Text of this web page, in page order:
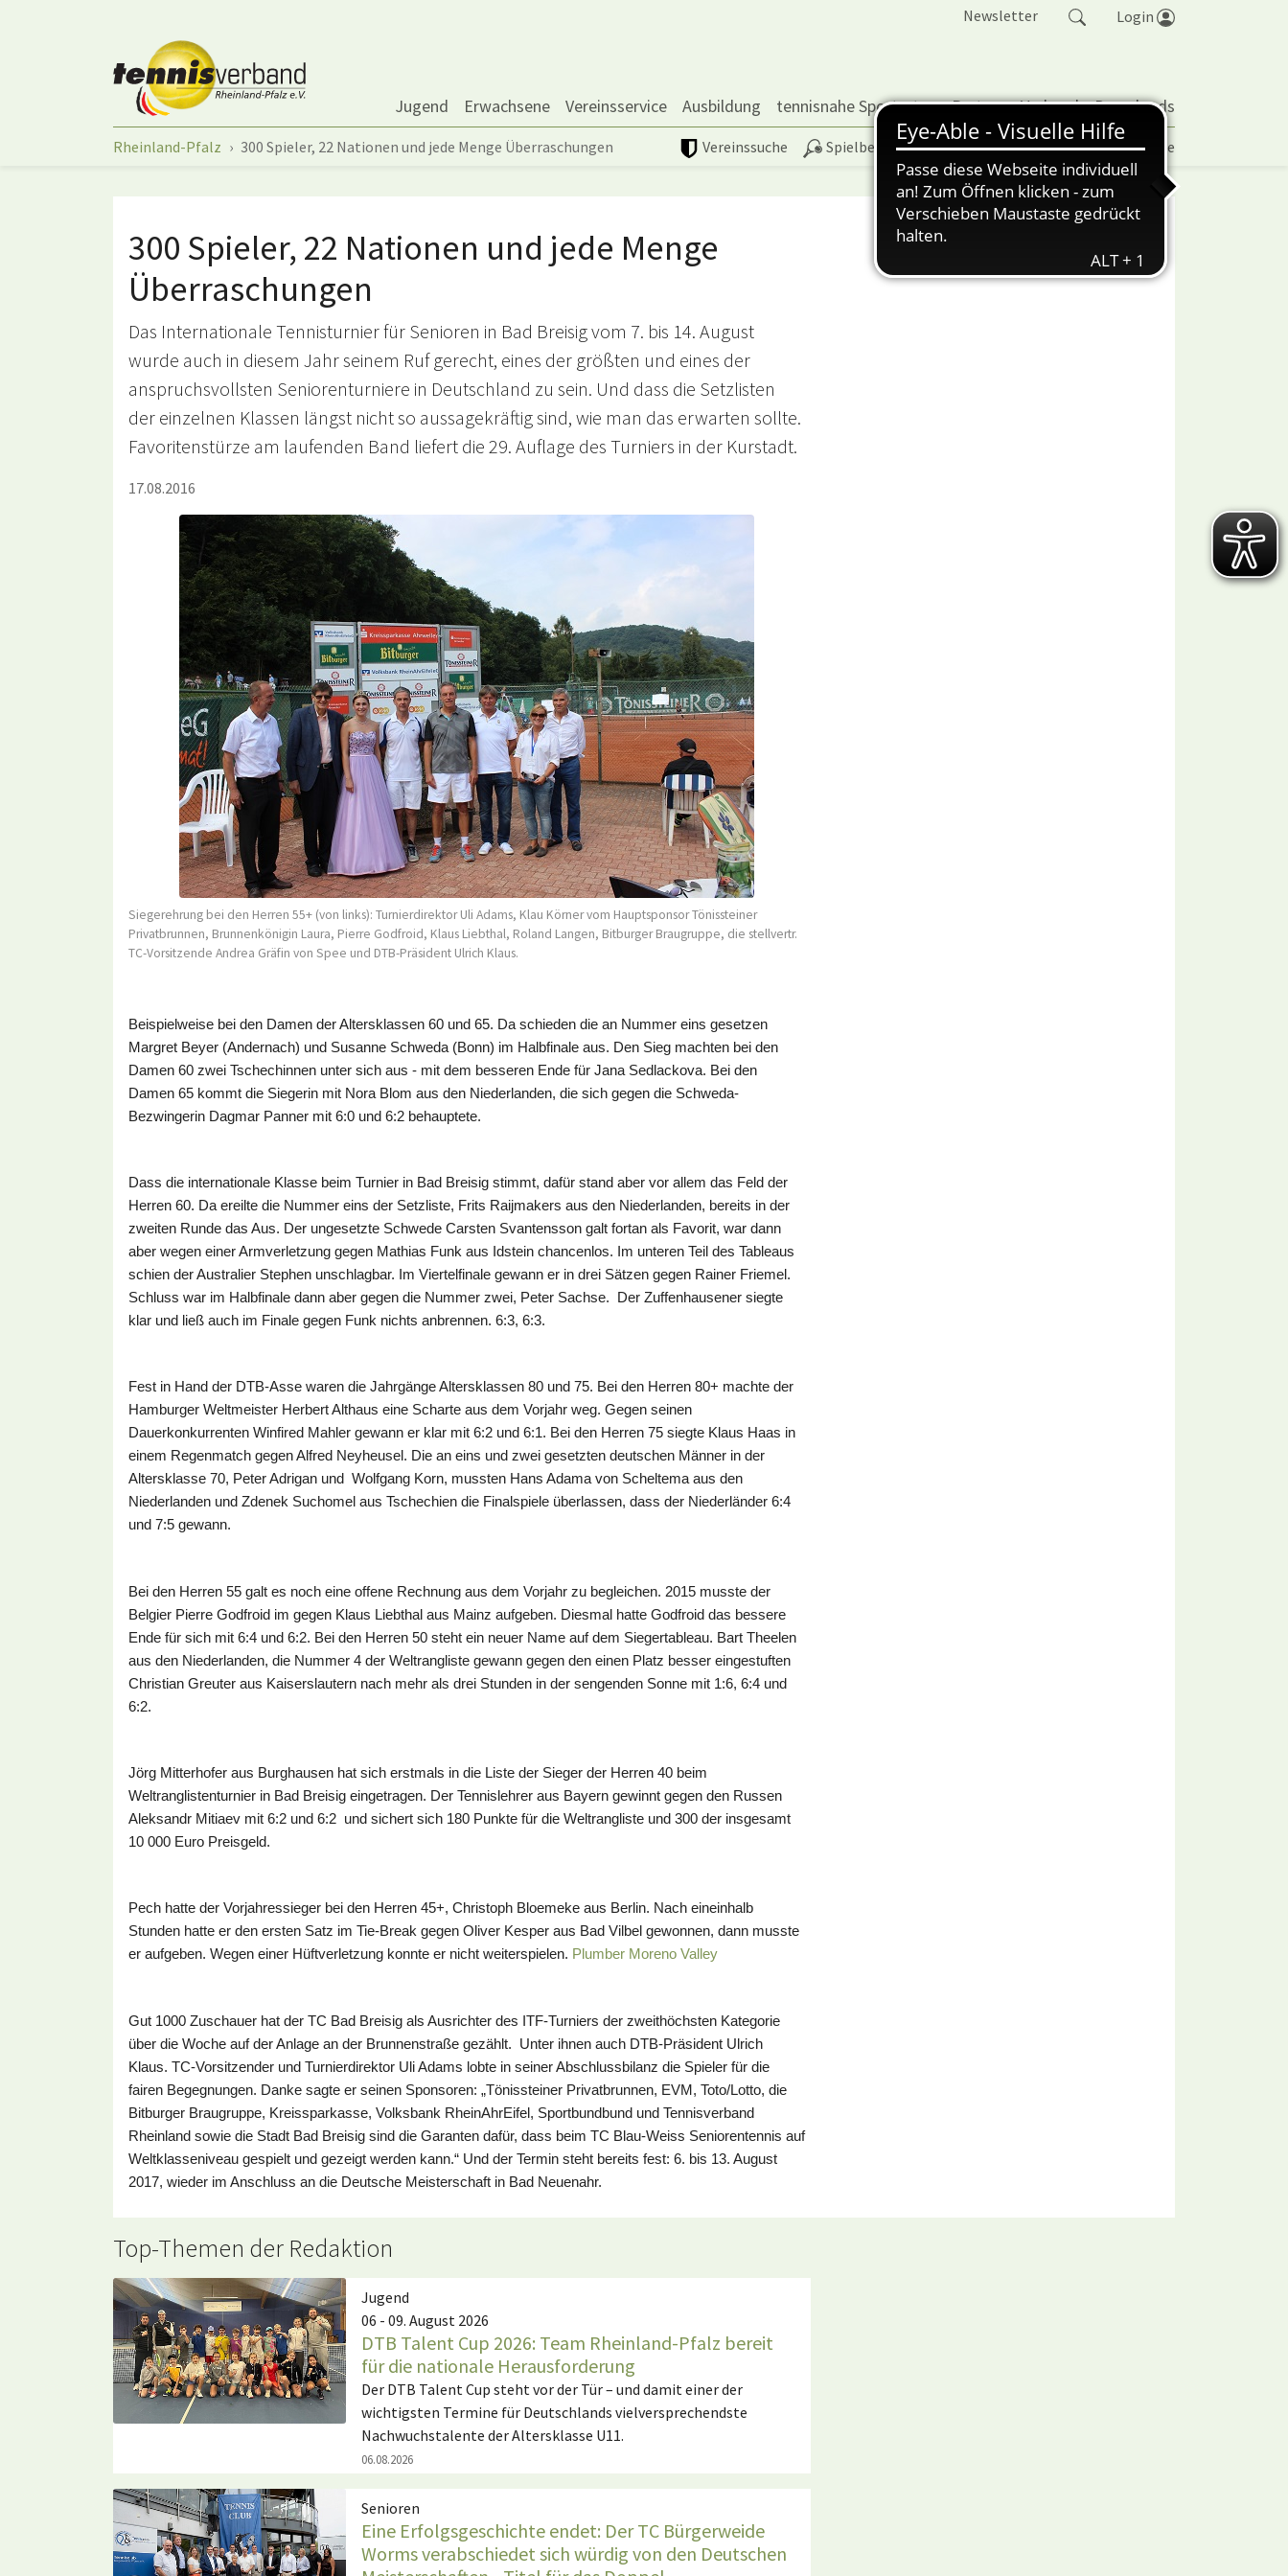
Newsletter Login
Jugend Erwachsene Vereinsservice Ausbildung tennisnahe Sportarten Partner Verband Downloads
Vereinssuche Spielbetrieb | TORP Vereinspokal Turniere
Sie sind hier:
Rheinland-Pfalz 300 Spieler, 22 Nationen und jede Menge Überraschungen
300 Spieler, 22 Nationen und jede Menge
Überraschungen
Das Internationale Tennisturnier für Senioren in Bad Breisig vom 7. bis 14. August
wurde auch in diesem Jahr seinem Ruf gerecht, eines der größten und eines der
anspruchsvollsten Seniorenturniere in Deutschland zu sein. Und dass die Setzlisten
der einzelnen Klassen längst nicht so aussagekräftig sind, wie man das erwarten sollte.
Favoritenstürze am laufenden Band liefert die 29. Auflage des Turniers in der Kurstadt.
17.08.2016
Siegerehrung bei den Herren 55+ (von links): Turnierdirektor Uli Adams, Klau Körner vom Hauptsponsor Tönissteiner
Privatbrunnen, Brunnenkönigin Laura, Pierre Godfroid, Klaus Liebthal, Roland Langen, Bitburger Braugruppe, die stellvertr.
TC-Vorsitzende Andrea Gräfin von Spee und DTB-Präsident Ulrich Klaus.
Beispielweise bei den Damen der Altersklassen 60 und 65. Da schieden die an Nummer eins gesetzen
Margret Beyer (Andernach) und Susanne Schweda (Bonn) im Halbfinale aus. Den Sieg machten bei den
Damen 60 zwei Tschechinnen unter sich aus - mit dem besseren Ende für Jana Sedlackova. Bei den
Damen 65 kommt die Siegerin mit Nora Blom aus den Niederlanden, die sich gegen die Schweda-
Bezwingerin Dagmar Panner mit 6:0 und 6:2 behauptete.
Dass die internationale Klasse beim Turnier in Bad Breisig stimmt, dafür stand aber vor allem das Feld der
Herren 60. Da ereilte die Nummer eins der Setzliste, Frits Raijmakers aus den Niederlanden, bereits in der
zweiten Runde das Aus. Der ungesetzte Schwede Carsten Svantensson galt fortan als Favorit, war dann
aber wegen einer Armverletzung gegen Mathias Funk aus Idstein chancenlos. Im unteren Teil des Tableaus
schien der Australier Stephen unschlagbar. Im Viertelfinale gewann er in drei Sätzen gegen Rainer Friemel.
Schluss war im Halbfinale dann aber gegen die Nummer zwei, Peter Sachse. Der Zuffenhausener siegte
klar und ließ auch im Finale gegen Funk nichts anbrennen. 6:3, 6:3.
Fest in Hand der DTB-Asse waren die Jahrgänge Altersklassen 80 und 75. Bei den Herren 80+ machte der
Hamburger Weltmeister Herbert Althaus eine Scharte aus dem Vorjahr weg. Gegen seinen
Dauerkonkurrenten Winfired Mahler gewann er klar mit 6:2 und 6:1. Bei den Herren 75 siegte Klaus Haas in
einem Regenmatch gegen Alfred Neyheusel. Die an eins und zwei gesetzten deutschen Männer in der
Altersklasse 70, Peter Adrigan und Wolfgang Korn, mussten Hans Adama von Scheltema aus den
Niederlanden und Zdenek Suchomel aus Tschechien die Finalspiele überlassen, dass der Niederländer 6:4
und 7:5 gewann.
Bei den Herren 55 galt es noch eine offene Rechnung aus dem Vorjahr zu begleichen. 2015 musste der
Belgier Pierre Godfroid im gegen Klaus Liebthal aus Mainz aufgeben. Diesmal hatte Godfroid das bessere
Ende für sich mit 6:4 und 6:2. Bei den Herren 50 steht ein neuer Name auf dem Siegertableau. Bart Theelen
aus den Niederlanden, die Nummer 4 der Weltrangliste gewann gegen den einen Platz besser eingestuften
Christian Greuter aus Kaiserslautern nach mehr als drei Stunden in der sengenden Sonne mit 1:6, 6:4 und
6:2.
Jörg Mitterhofer aus Burghausen hat sich erstmals in die Liste der Sieger der Herren 40 beim
Weltranglistenturnier in Bad Breisig eingetragen. Der Tennislehrer aus Bayern gewinnt gegen den Russen
Aleksandr Mitiaev mit 6:2 und 6:2 und sichert sich 180 Punkte für die Weltrangliste und 300 der insgesamt
10 000 Euro Preisgeld.
Pech hatte der Vorjahressieger bei den Herren 45+, Christoph Bloemeke aus Berlin. Nach eineinhalb
Stunden hatte er den ersten Satz im Tie-Break gegen Oliver Kesper aus Bad Vilbel gewonnen, dann musste
er aufgeben. Wegen einer Hüftverletzung konnte er nicht weiterspielen. Plumber Moreno Valley
Gut 1000 Zuschauer hat der TC Bad Breisig als Ausrichter des ITF-Turniers der zweithöchsten Kategorie
über die Woche auf der Anlage an der Brunnenstraße gezählt. Unter ihnen auch DTB-Präsident Ulrich
Klaus. TC-Vorsitzender und Turnierdirektor Uli Adams lobte in seiner Abschlussbilanz die Spieler für die
fairen Begegnungen. Danke sagte er seinen Sponsoren: „Tönissteiner Privatbrunnen, EVM, Toto/Lotto, die
Bitburger Braugruppe, Kreissparkasse, Volksbank RheinAhrEifel, Sportbundbund und Tennisverband
Rheinland sowie die Stadt Bad Breisig sind die Garanten dafür, dass beim TC Blau-Weiss Seniorentennis auf
Weltklasseniveau gespielt und gezeigt werden kann.“ Und der Termin steht bereits fest: 6. bis 13. August
2017, wieder im Anschluss an die Deutsche Meisterschaft in Bad Neuenahr.
Top-Themen der Redaktion
Jugend
06 - 09. August 2026
DTB Talent Cup 2026: Team Rheinland-Pfalz bereit
für die nationale Herausforderung
Der DTB Talent Cup steht vor der Tür – und damit einer der
wichtigsten Termine für Deutschlands vielversprechendste
Nachwuchstalente der Altersklasse U11.
06.08.2026
Senioren
Eine Erfolgsgeschichte endet: Der TC Bürgerweide
Worms verabschiedet sich würdig von den Deutschen